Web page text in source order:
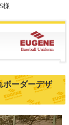
様
ーダーデザ